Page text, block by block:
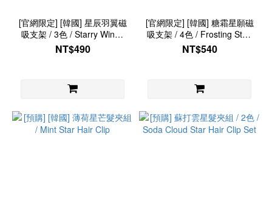
[官網限定] [韓國] 星辰羽翼磁
吸支架 / 3色 / Starry Wings
Phone Grip
NT$490
[官網限定] [韓國] 糖霜星願磁
吸支架 / 4色 / Frosting Star-
Wish Phone Grip
NT$540